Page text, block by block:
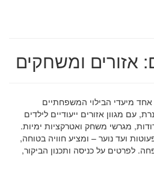
אזורים ומשחקים
מיעדי הבילוי המשפחתיים
עם מגוון אזורים ייעודיים לילדים
מגרשי משחק ואטרקציות ימיות.
ועד נוער – ומציע חוויה בטוחה,
לפרטים על כניסה ותכנון הביקור,